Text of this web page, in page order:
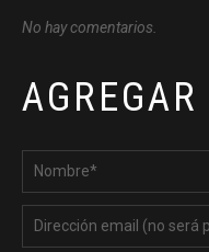
No hay comentarios.